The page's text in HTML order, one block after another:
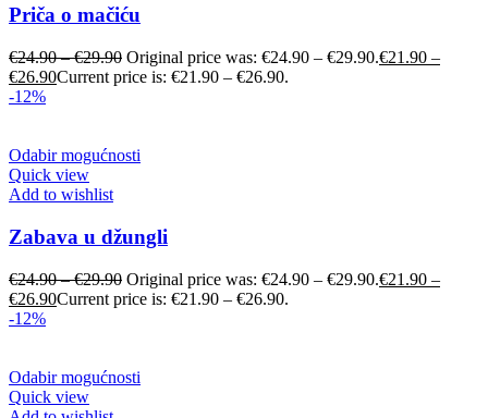
Priča o mačiću
€24.90–€29.90 Original price was: €24.90 – €29.90.€21.90 –
€26.90Current price is: €21.90 – €26.90.
-12%
Odabir mogućnosti
Quick view
Add to wishlist
Zabava u džungli
€24.90–€29.90 Original price was: €24.90 – €29.90.€21.90 –
€26.90Current price is: €21.90 – €26.90.
-12%
Odabir mogućnosti
Quick view